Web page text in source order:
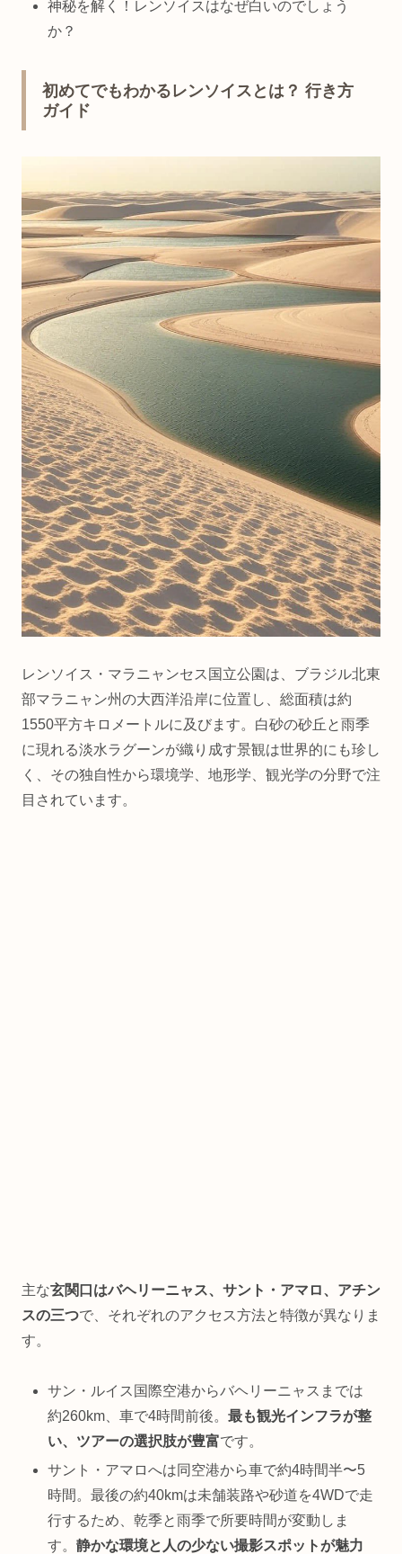
神秘を解く！レンソイスはなぜ白いのでしょう
か？
初めてでもわかるレンソイスとは？ 行き方
ガイド
レンソイス・マラニャンセス国立公園は、ブラジル北東
部マラニャン州の大西洋沿岸に位置し、総面積は約
1550平方キロメートルに及びます。白砂の砂丘と雨季
に現れる淡水ラグーンが織り成す景観は世界的にも珍し
く、その独自性から環境学、地形学、観光学の分野で注
目されています。
主な玄関口はバヘリーニャス、サント・アマロ、アチン
スの三つで、それぞれのアクセス方法と特徴が異なりま
す。
サン・ルイス国際空港からバヘリーニャスまでは
約260km、車で4時間前後。最も観光インフラが整
い、ツアーの選択肢が豊富です。
サント・アマロへは同空港から車で約4時間半〜5
時間。最後の約40kmは未舗装路や砂道を4WDで走
行するため、乾季と雨季で所要時間が変動しま
す。静かな環境と人の少ない撮影スポットが魅力